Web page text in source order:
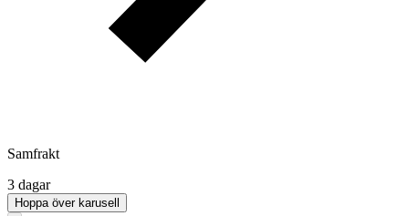
Samfrakt
3 dagar
Hoppa över karusell